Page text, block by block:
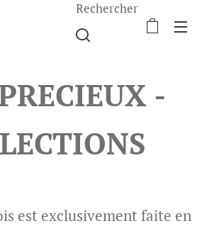
Rechercher
-
est exclusivement faite en